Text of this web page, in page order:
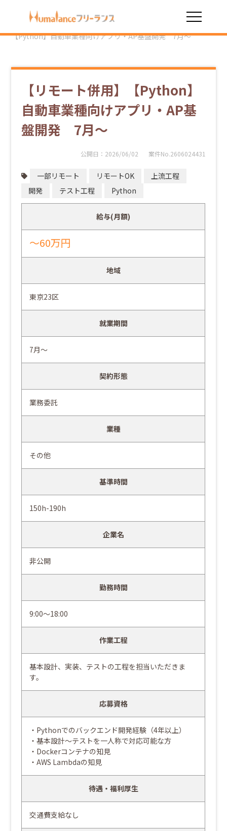
HOME 勤務スタイル
【Python】自動車業種向けアプリ・AP基盤開発 7月～
【リモート併用】【Python】
自動車業種向けアプリ・AP基
盤開発 7月～
公開日： 2026/06/02 案件No.2606024431
一部リモート リモートOK
上流工程
開発
テスト工程 Python
給与(月額)
～60万円
地域
東京23区
就業期間
7月～
契約形態
業務委託
業種
その他
基準時間
150h-190h
企業名
非公開
勤務時間
9:00～18:00
作業工程
基本設計、実装、テストの工程を担当いただきま
す。
応募資格
・Pythonでのバックエンド開発経験（4年以上）
・基本設計～テストを一人称で対応可能な方
・Dockerコンテナの知見
・AWS Lambdaの知見
待遇・福利厚生
交通費支給なし